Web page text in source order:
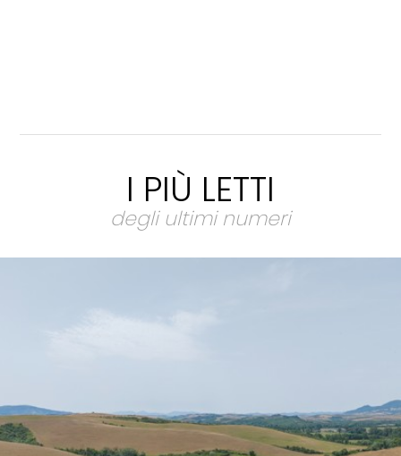
I PIÙ LETTI
degli ultimi numeri